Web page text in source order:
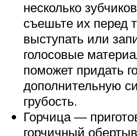
несколько
съешьте их перед
выступать или
голосовые
поможет придать
дополнительную
грубость.
Горчица —
горчичный